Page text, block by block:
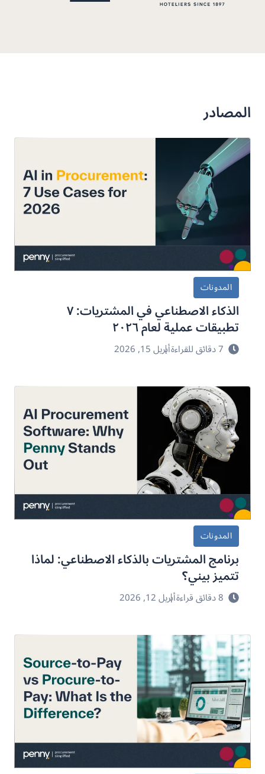
المصادر
المدونات
الذكاء الاصطناعي في المشتريات: ٧
تطبيقات عملية لعام ٢٠٢٦
7 دقائق للقراءة أبريل 15, 2026
المدونات
برنامج المشتريات بالذكاء الاصطناعي: لماذا
تتميز بيني؟
8 دقائق قراءة أبريل 12, 2026